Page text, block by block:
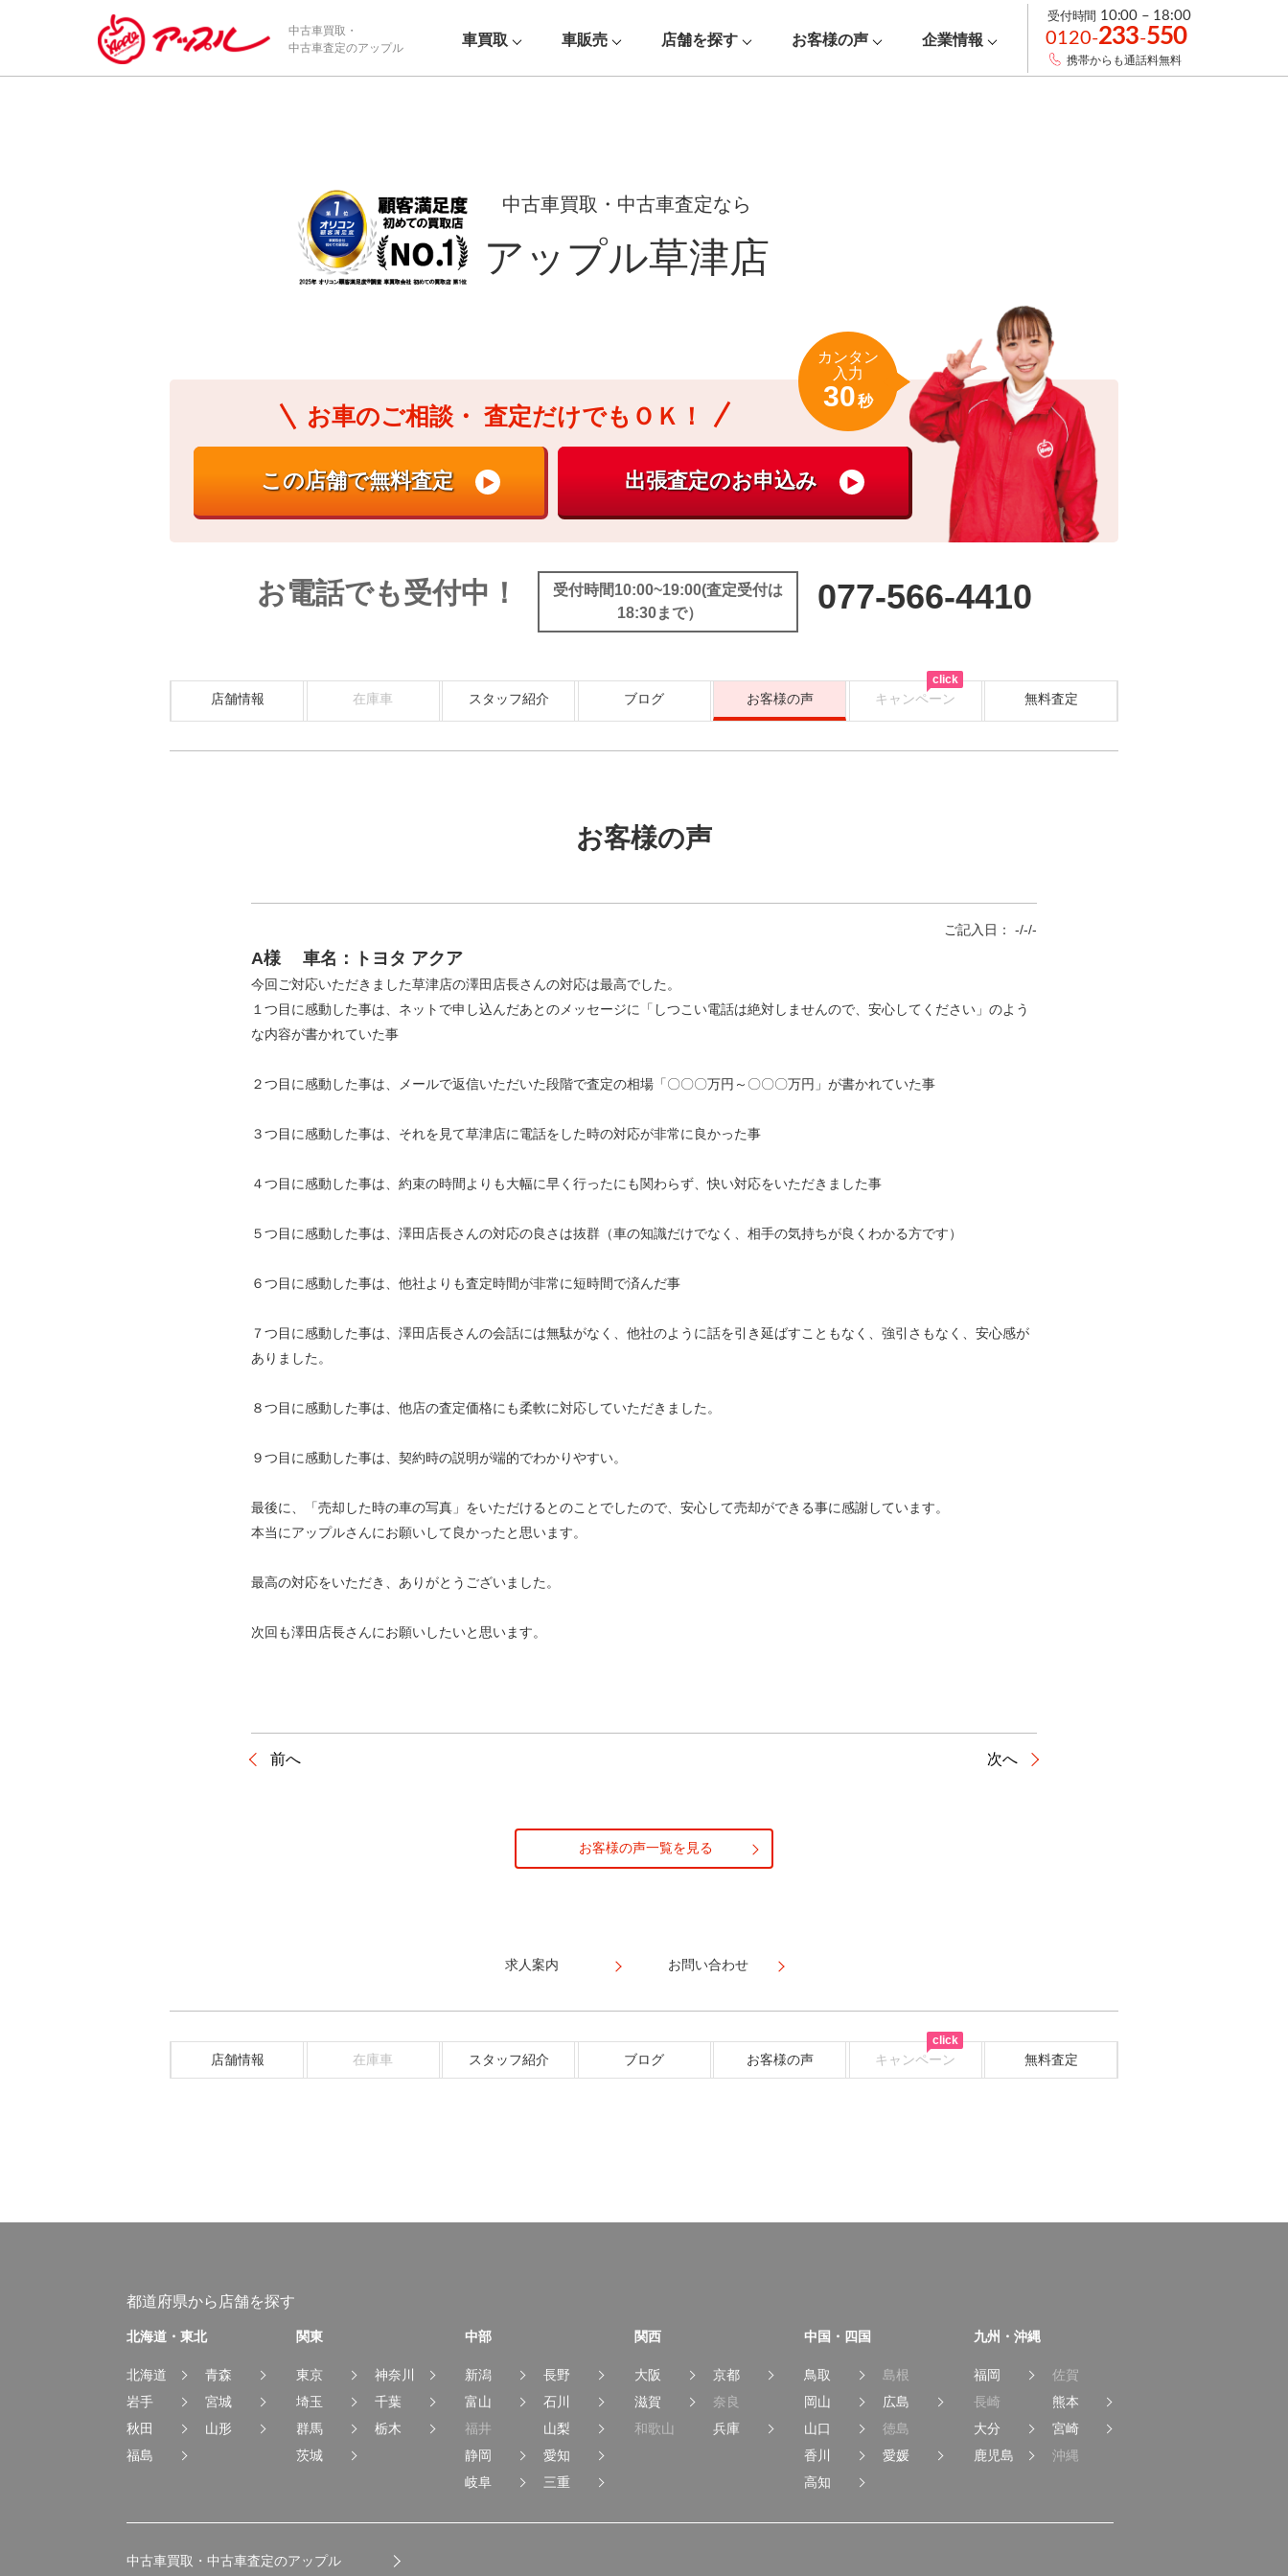
/*ABテスト_新規査定フォームの為のCVボタン*/
中古車買取・
中古車査定のアップル
車買取 車販売 店舗を探す お客様の声 企業情報
受付時間 10:00 – 18:00
0120-233-550
携帯からも通話料無料
中古車買取・中古車査定なら
アップル草津店
お車のご相談・ 査定だけでもＯＫ！
カンタン
入力
30秒
お電話でも受付中！
受付時間10:00~19:00(査定受付は
18:30まで）
077-566-4410
店舗情報 在庫車 スタッフ紹介 ブログ お客様の声 キャンペーン 無料査定
click
お客様の声
ご記入日： -/-/-
A様 車名：トヨタ アクア
今回ご対応いただきました草津店の澤田店長さんの対応は最高でした。
１つ目に感動した事は、ネットで申し込んだあとのメッセージに「しつこい電話は絶対しませんので、安心してください」のよう
な内容が書かれていた事
２つ目に感動した事は、メールで返信いただいた段階で査定の相場「〇〇〇万円～〇〇〇万円」が書かれていた事
３つ目に感動した事は、それを見て草津店に電話をした時の対応が非常に良かった事
４つ目に感動した事は、約束の時間よりも大幅に早く行ったにも関わらず、快い対応をいただきました事
５つ目に感動した事は、澤田店長さんの対応の良さは抜群（車の知識だけでなく、相手の気持ちが良くわかる方です）
６つ目に感動した事は、他社よりも査定時間が非常に短時間で済んだ事
７つ目に感動した事は、澤田店長さんの会話には無駄がなく、他社のように話を引き延ばすこともなく、強引さもなく、安心感が
ありました。
８つ目に感動した事は、他店の査定価格にも柔軟に対応していただきました。
９つ目に感動した事は、契約時の説明が端的でわかりやすい。
最後に、「売却した時の車の写真」をいただけるとのことでしたので、安心して売却ができる事に感謝しています。
本当にアップルさんにお願いして良かったと思います。
最高の対応をいただき、ありがとうございました。
次回も澤田店長さんにお願いしたいと思います。
前へ 次へ
お客様の声一覧を見る
求人案内 お問い合わせ
店舗情報 在庫車 スタッフ紹介 ブログ お客様の声 キャンペーン 無料査定
click
都道府県から店舗を探す
北海道・東北
北海道
青森
岩手
宮城
秋田
山形
福島
関東
東京
神奈川
埼玉
千葉
群馬
栃木
茨城
中部
新潟
長野
富山
石川
福井
山梨
静岡
愛知
岐阜
三重
関西
大阪
京都
滋賀
奈良
和歌山
兵庫
中国・四国
鳥取
島根
岡山
広島
山口
徳島
香川
愛媛
高知
九州・沖縄
福岡
佐賀
長崎
熊本
大分
宮崎
鹿児島
沖縄
中古車買取・中古車査定のアップル